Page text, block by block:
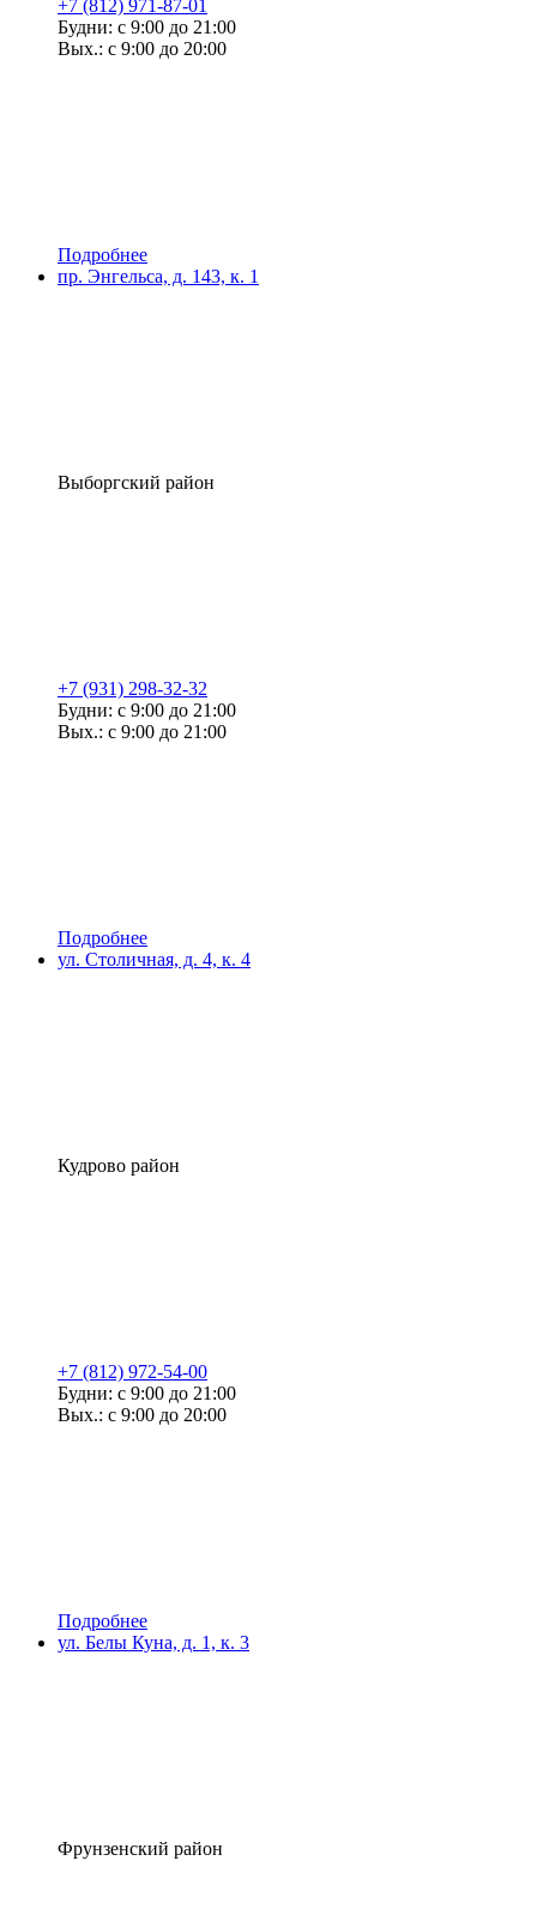
+7 (812) 971-87-01
Будни: с 9:00 до 21:00
Вых.: с 9:00 до 20:00
Подробнее
пр. Энгельса, д. 143, к. 1
Выборгский район
+7 (931) 298-32-32
Будни: с 9:00 до 21:00
Вых.: с 9:00 до 21:00
Подробнее
ул. Столичная, д. 4, к. 4
Кудрово район
+7 (812) 972-54-00
Будни: с 9:00 до 21:00
Вых.: с 9:00 до 20:00
Подробнее
ул. Белы Куна, д. 1, к. 3
Фрунзенский район